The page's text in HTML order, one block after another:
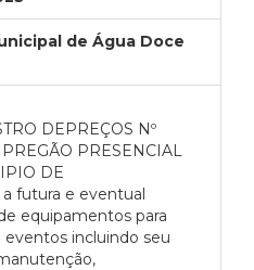
de Água Doce
DEPREÇOS Nº
PRESENCIAL
DE
a futura e eventual
equipamentos para
incluindo seu